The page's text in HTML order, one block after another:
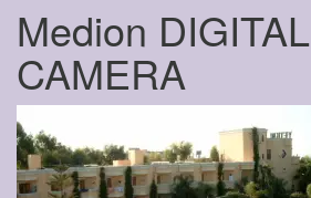
Medion DIGITAL
CAMERA